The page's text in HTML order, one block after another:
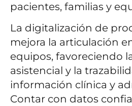
pacientes, familias y
La digitalización de
mejora la articulación
equipos, favoreciendo
asistencial y la
información clínica y
Contar con datos